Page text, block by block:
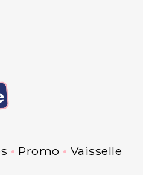
Promo Vaisselle